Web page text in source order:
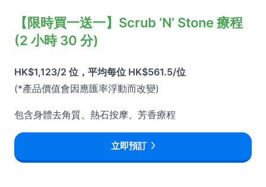
【限時買一送一】Scrub ‘N’ Stone 療程
(2 小時 30 分)
HK$1,123/2 位，平均每位 HK$561.5/位
(*產品價值會因應匯率浮動而改變)
包含身體去角質、熱石按摩、芳香療程
立即預訂